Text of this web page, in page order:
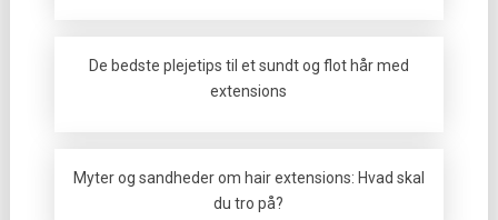
De bedste plejetips til et sundt og flot hår med
extensions
Myter og sandheder om hair extensions: Hvad skal
du tro på?